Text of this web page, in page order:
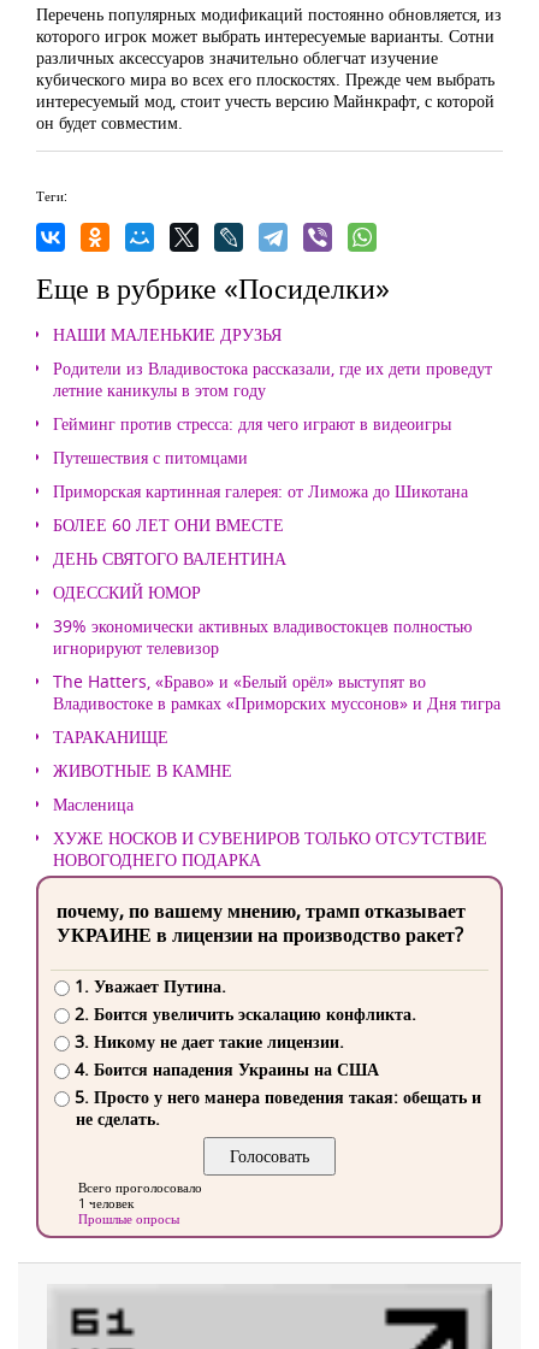
Перечень популярных модификаций постоянно обновляется, из
которого игрок может выбрать интересуемые варианты. Сотни
различных аксессуаров значительно облегчат изучение
кубического мира во всех его плоскостях. Прежде чем выбрать
интересуемый мод, стоит учесть версию Майнкрафт, с которой
он будет совместим.
Теги:
Еще в рубрике «Посиделки»
НАШИ МАЛЕНЬКИЕ ДРУЗЬЯ
Родители из Владивостока рассказали, где их дети проведут
летние каникулы в этом году
Гейминг против стресса: для чего играют в видеоигры
Путешествия с питомцами
Приморская картинная галерея: от Лиможа до Шикотана
БОЛЕЕ 60 ЛЕТ ОНИ ВМЕСТЕ
ДЕНЬ СВЯТОГО ВАЛЕНТИНА
ОДЕССКИЙ ЮМОР
39% экономически активных владивостокцев полностью
игнорируют телевизор
The Hatters, «Браво» и «Белый орёл» выступят во
Владивостоке в рамках «Приморских муссонов» и Дня тигра
ТАРАКАНИЩЕ
ЖИВОТНЫЕ В КАМНЕ
Масленица
ХУЖЕ НОСКОВ И СУВЕНИРОВ ТОЛЬКО ОТСУТСТВИЕ
НОВОГОДНЕГО ПОДАРКА
почему, по вашему мнению, трамп отказывает
УКРАИНЕ в лицензии на производство ракет?
1. Уважает Путина.
2. Боится увеличить эскалацию конфликта.
3. Никому не дает такие лицензии.
4. Боится нападения Украины на США
5. Просто у него манера поведения такая: обещать и
не сделать.
Всего проголосовало
1 человек
Прошлые опросы